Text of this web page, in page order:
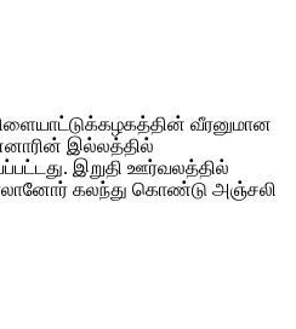
வீரனுமான
இல்லத்தில்
இறுதி ஊர்வலத்தில்
கலந்து கொண்டு அஞ்சலி